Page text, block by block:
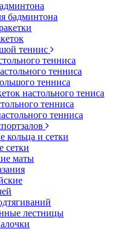
бадминтона
теннис
тенниса
тенниса
тенниса
настольного тениса
тенниса
тенниса
кольца и сетки
сетки
маты
лестницы